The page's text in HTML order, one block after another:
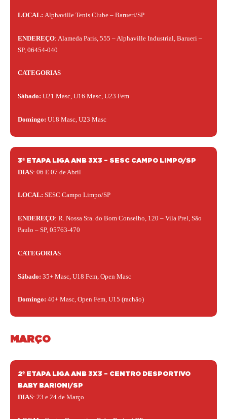
LOCAL: Alphaville Tenis Clube – Barueri/SP
ENDEREÇO: Alameda Paris, 555 – Alphaville Industrial, Barueri –
SP, 06454-040
CATEGORIAS
Sábado: U21 Masc, U16 Masc, U23 Fem
Domingo: U18 Masc, U23 Masc
3º ETAPA LIGA ANB 3X3 – SESC CAMPO LIMPO/SP
DIAS: 06 E 07 de Abril
LOCAL: SESC Campo Limpo/SP
ENDEREÇO: R. Nossa Sra. do Bom Conselho, 120 – Vila Prel, São
Paulo – SP, 05763-470
CATEGORIAS
Sábado: 35+ Masc, U18 Fem, Open Masc
Domingo: 40+ Masc, Open Fem, U15 (rachão)
MARÇO
2º ETAPA LIGA ANB 3X3 – CENTRO DESPORTIVO
BABY BARIONI/SP
DIAS: 23 e 24 de Março